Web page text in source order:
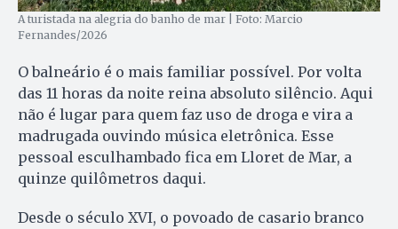
A turistada na alegria do banho de mar | Foto: Marcio
Fernandes/2026
O balneário é o mais familiar possível. Por volta
das 11 horas da noite reina absoluto silêncio. Aqui
não é lugar para quem faz uso de droga e vira a
madrugada ouvindo música eletrônica. Esse
pessoal esculhambado fica em Lloret de Mar, a
quinze quilômetros daqui.
Desde o século XVI, o povoado de casario branco